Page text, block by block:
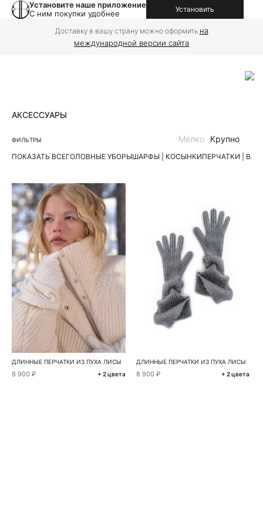
Установите наше приложение
С ним покупки удобнее
Установить
Доставку в вашу страну можно оформить на
международной версии сайта
АКСЕССУАРЫ
ФИЛЬТРЫ
ПОКАЗАТЬ ВСЕГОЛОВНЫЕ УБОРЫШАРФЫ | КОСЫНКИПЕРЧАТКИ |
Мелко Крупно
ДЛИННЫЕ ПЕРЧАТКИ ИЗ ПУХА ЛИСЫ
8 900 ₽ + 2 цвета
ДЛИННЫЕ ПЕРЧАТКИ ИЗ ПУХА ЛИСЫ
8 900 ₽ + 2 цвета